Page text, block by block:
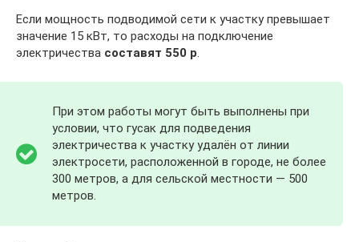
Если мощность подводимой сети к участку превышает
значение 15 кВт, то расходы на подключение
электричества составят 550 р.
При этом работы могут быть выполнены при
условии, что гусак для подведения
электричества к участку удалён от линии
электросети, расположенной в городе, не более
300 метров, а для сельской местности — 500
метров.